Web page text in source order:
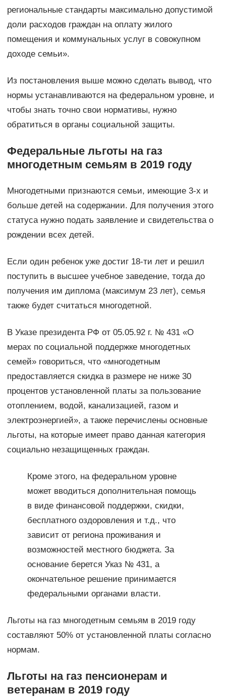
региональные стандарты максимально допустимой
доли расходов граждан на оплату жилого
помещения и коммунальных услуг в совокупном
доходе семьи».
Из постановления выше можно сделать вывод, что
нормы устанавливаются на федеральном уровне, и
чтобы знать точно свои нормативы, нужно
обратиться в органы социальной защиты.
Федеральные льготы на газ
многодетным семьям в 2019 году
Многодетными признаются семьи, имеющие 3-х и
больше детей на содержании. Для получения этого
статуса нужно подать заявление и свидетельства о
рождении всех детей.
Если один ребенок уже достиг 18-ти лет и решил
поступить в высшее учебное заведение, тогда до
получения им диплома (максимум 23 лет), семья
также будет считаться многодетной.
В Указе президента РФ от 05.05.92 г. № 431 «О
мерах по социальной поддержке многодетных
семей» говориться, что «многодетным
предоставляется скидка в размере не ниже 30
процентов установленной платы за пользование
отоплением, водой, канализацией, газом и
электроэнергией», а также перечислены основные
льготы, на которые имеет право данная категория
социально незащищенных граждан.
Кроме этого, на федеральном уровне
может вводиться дополнительная помощь
в виде финансовой поддержки, скидки,
бесплатного оздоровления и т.д., что
зависит от региона проживания и
возможностей местного бюджета. За
основание берется Указ № 431, а
окончательное решение принимается
федеральными органами власти.
Льготы на газ многодетным семьям в 2019 году
составляют 50% от установленной платы согласно
нормам.
Льготы на газ пенсионерам и
ветеранам в 2019 году